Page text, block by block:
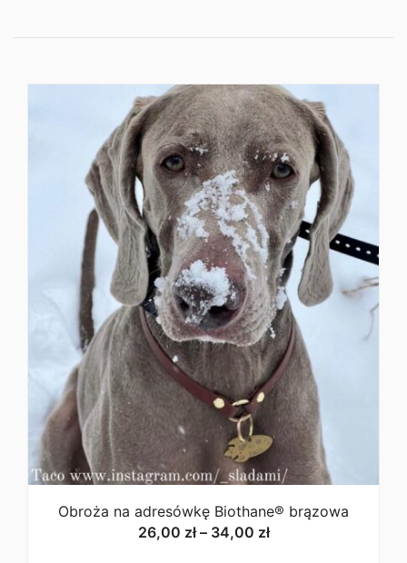
Obroża na adresówkę Biothane® brązowa
26,00 zł – 34,00 złZakres